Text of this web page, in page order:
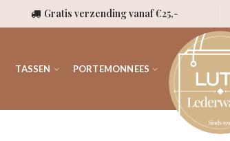
Gratis verzending vanaf €25,-
TASSEN PORTEMONNEES